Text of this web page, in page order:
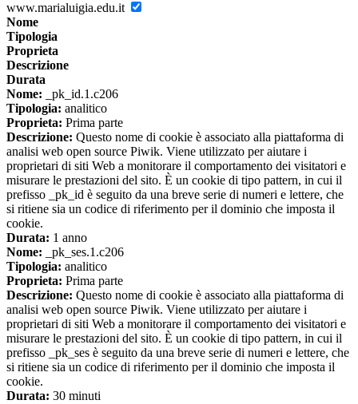
www.marialuigia.edu.it
Nome
Tipologia
Proprieta
Descrizione
Durata
Nome: _pk_id.1.c206
Tipologia: analitico
Proprieta: Prima parte
Descrizione: Questo nome di cookie è associato alla piattaforma di
analisi web open source Piwik. Viene utilizzato per aiutare i
proprietari di siti Web a monitorare il comportamento dei visitatori e
misurare le prestazioni del sito. È un cookie di tipo pattern, in cui il
prefisso _pk_id è seguito da una breve serie di numeri e lettere, che
si ritiene sia un codice di riferimento per il dominio che imposta il
cookie.
Durata: 1 anno
Nome: _pk_ses.1.c206
Tipologia: analitico
Proprieta: Prima parte
Descrizione: Questo nome di cookie è associato alla piattaforma di
analisi web open source Piwik. Viene utilizzato per aiutare i
proprietari di siti Web a monitorare il comportamento dei visitatori e
misurare le prestazioni del sito. È un cookie di tipo pattern, in cui il
prefisso _pk_ses è seguito da una breve serie di numeri e lettere, che
si ritiene sia un codice di riferimento per il dominio che imposta il
cookie.
Durata: 30 minuti